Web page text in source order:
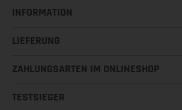
INFORMATION
LIEFERUNG
ZAHLUNGSARTEN IM ONLINESHOP
TESTSIEGER